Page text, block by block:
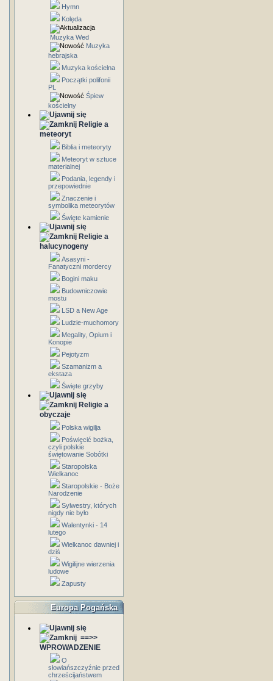
Hymn
Kolęda
Muzyka Wed
Muzyka
hebrajska
Muzyka kościelna
Początki polifonii
PL
Śpiew
kościelny
Religie a
meteoryt
Biblia i meteoryty
Meteoryt w sztuce
materialnej
Podania, legendy i
przepowiednie
Znaczenie i
symbolika meteorytów
Święte kamienie
Religie a
halucynogeny
Asasyni -
Fanatyczni mordercy
Bogini maku
Budowniczowie
mostu
LSD a New Age
Ludzie-muchomory
Megality, Opium i
Konopie
Pejotyzm
Szamanizm a
ekstaza
Święte grzyby
Religie a
obyczaje
Polska wigilja
Poświęcić bożka,
czyli polskie
świętowanie Sobótki
Staropolska
Wielkanoc
Staropolskie - Boże
Narodzenie
Sylwestry, których
nigdy nie było
Walentynki - 14
lutego
Wielkanoc dawniej i
dziś
Wigilijne wierzenia
ludowe
Zapusty
Europa Pogańska
==>>
WPROWADZENIE
O
słowiańszczyźnie przed
chrześcijaństwem